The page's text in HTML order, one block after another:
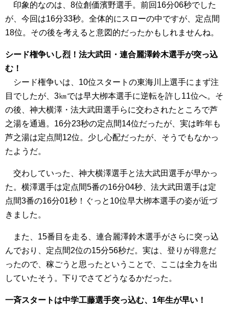
印象的なのは、8位創価濱野選手。前回16分06秒でした
が、今回は16分33秒。全体的にスローの中ですが、定点間
18位。その後を考えると意図的だったかもしれませんね。
シード権争いし烈！法大武田・連合麗澤鈴木選手が突っ込
む！
シード権争いは、10位スタートの東海川上選手にまず注
目でしたが、3㎞では早大栁本選手に逆転を許し11位へ。そ
の後、神大横澤・法大武田選手らに交わされたところで芦
之湯を通過。16分23秒の定点間14位だったが、実は昨年も
芦之湯は定点間12位。少し心配だったが、そうでもなかっ
たようだ。
交わしていった、神大横澤選手と法大武田選手が早かっ
た。横澤選手は定点間5番の16分04秒、法大武田選手は定
点間3番の16分01秒！ぐっと10位早大栁本選手の姿が近づ
きました。
また、15番目を走る、連合麗澤鈴木選手がさらに突っ込
んでおり、定点間2位の15分56秒だ。実は、登りが得意だ
ったので、稼ごうと思ったということで、ここは全力を出
していたそう。下りでさてどうなるかだった。
一斉スタートは中学工藤選手突っ込む、1年生が早い！